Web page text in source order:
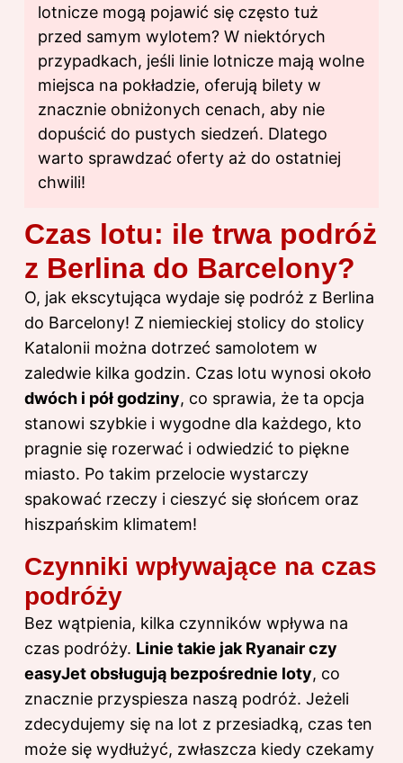
lotnicze mogą pojawić się często tuż
przed samym wylotem? W niektórych
przypadkach, jeśli linie lotnicze mają wolne
miejsca na pokładzie, oferują bilety w
znacznie obniżonych cenach, aby nie
dopuścić do pustych siedzeń. Dlatego
warto sprawdzać oferty aż do ostatniej
chwili!
Czas lotu: ile trwa podróż
z Berlina do Barcelony?
O, jak ekscytująca wydaje się podróż z Berlina
do Barcelony! Z niemieckiej stolicy do stolicy
Katalonii można dotrzeć samolotem w
zaledwie kilka godzin. Czas lotu wynosi około
dwóch i pół godziny, co sprawia, że ta opcja
stanowi szybkie i wygodne dla każdego, kto
pragnie się rozerwać i odwiedzić to piękne
miasto. Po takim przelocie wystarczy
spakować rzeczy i cieszyć się słońcem oraz
hiszpańskim klimatem!
Czynniki wpływające na czas
podróży
Bez wątpienia, kilka czynników wpływa na
czas podróży. Linie takie jak Ryanair czy
easyJet obsługują bezpośrednie loty, co
znacznie przyspiesza naszą podróż. Jeżeli
zdecydujemy się na lot z przesiadką, czas ten
może się wydłużyć, zwłaszcza kiedy czekamy